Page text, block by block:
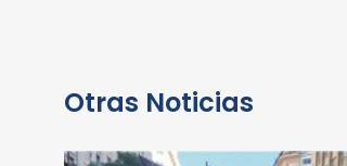
Otras Noticias